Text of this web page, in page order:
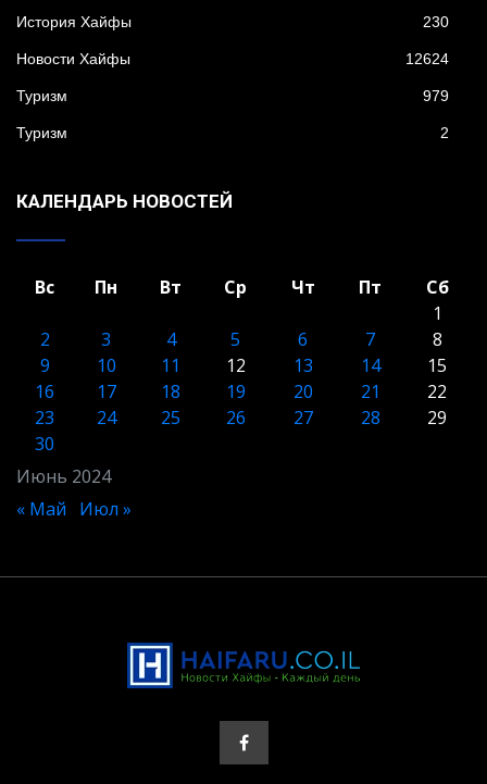
История Хайфы 230
Новости Хайфы 12624
Туризм 979
Туризм 2
КАЛЕНДАРЬ НОВОСТЕЙ
Июнь 2024
Вс Пн Вт Ср Чт Пт
Сб
1
2
3 4 5 6 7
8
9
10 11 12 13 14
15
16
17 18 19 20 21
22
23
24 25 26 27 28
29
30
« Май Июл »